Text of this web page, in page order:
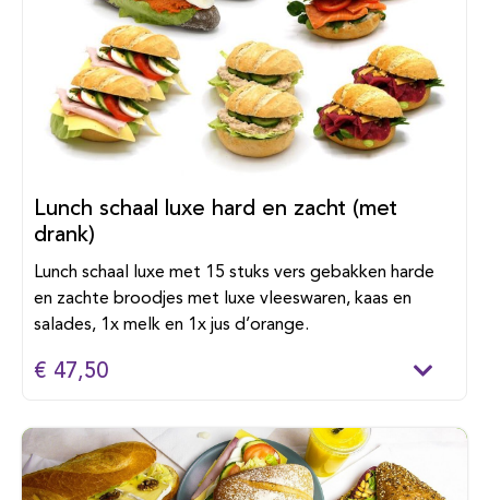
Lunch schaal luxe hard en zacht (met
drank)
Lunch schaal luxe met 15 stuks vers gebakken harde
en zachte broodjes met luxe vleeswaren, kaas en
salades, 1x melk en 1x jus d’orange.
€ 47,50